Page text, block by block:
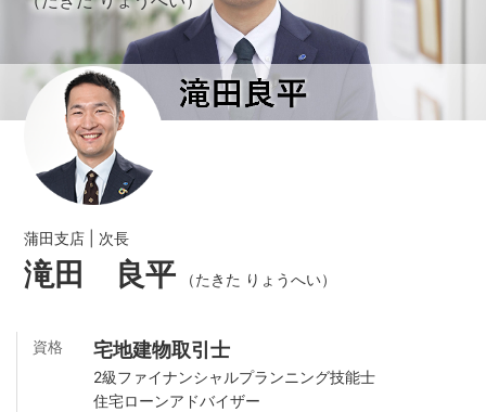
蒲田支店 次長
滝田 良平 （たきた りょうへい）
資格 宅地建物取引士
2級ファイナンシャルプランニング技能士
住宅ローンアドバイザー